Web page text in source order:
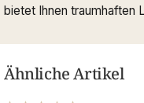
bietet Ihnen traumhaften
Ähnliche Artikel